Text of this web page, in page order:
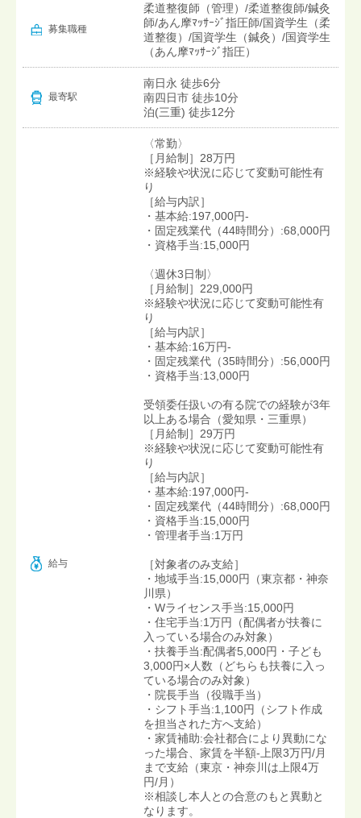
募集職種
柔道整復師（管理）/柔道整復師/鍼灸
師/あん摩ﾏｯｻｰｼﾞ指圧師/国資学生（柔
道整復）/国資学生（鍼灸）/国資学生
（あん摩ﾏｯｻｰｼﾞ指圧）
最寄駅
南日永 徒歩6分
南四日市 徒歩10分
泊(三重) 徒歩12分
給与
〈常勤〉
［月給制］28万円
※経験や状況に応じて変動可能性有
り
［給与内訳］
・基本給:197,000円-
・固定残業代（44時間分）:68,000円
・資格手当:15,000円
〈週休3日制〉
［月給制］229,000円
※経験や状況に応じて変動可能性有
り
［給与内訳］
・基本給:16万円-
・固定残業代（35時間分）:56,000円
・資格手当:13,000円
受領委任扱いの有る院での経験が3年
以上ある場合（愛知県・三重県）
［月給制］29万円
※経験や状況に応じて変動可能性有
り
［給与内訳］
・基本給:197,000円-
・固定残業代（44時間分）:68,000円
・資格手当:15,000円
・管理者手当:1万円
［対象者のみ支給］
・地域手当:15,000円（東京都・神奈
川県）
・Wライセンス手当:15,000円
・住宅手当:1万円（配偶者が扶養に
入っている場合のみ対象）
・扶養手当:配偶者5,000円・子ども
3,000円×人数（どちらも扶養に入っ
ている場合のみ対象）
・院長手当（役職手当）
・シフト手当:1,100円（シフト作成
を担当された方へ支給）
・家賃補助:会社都合により異動にな
った場合、家賃を半額-上限3万円/月
まで支給（東京・神奈川は上限4万
円/月）
※相談し本人との合意のもと異動と
なります。